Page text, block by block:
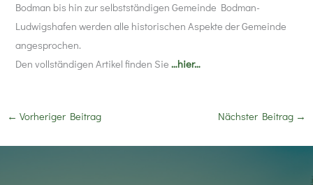
Bodman bis hin zur selbstständigen Gemeinde Bodman-
Ludwigshafen werden alle historischen Aspekte der Gemeinde
angesprochen.
Den vollständigen Artikel finden Sie…hier…
← Vorheriger Beitrag Nächster Beitrag →